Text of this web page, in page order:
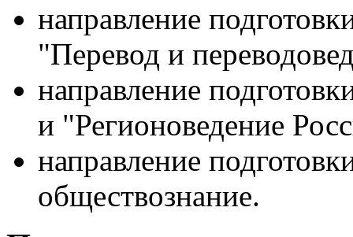
направление
"Перевод и
направление
и "Регионоведение
направление
обществознание.